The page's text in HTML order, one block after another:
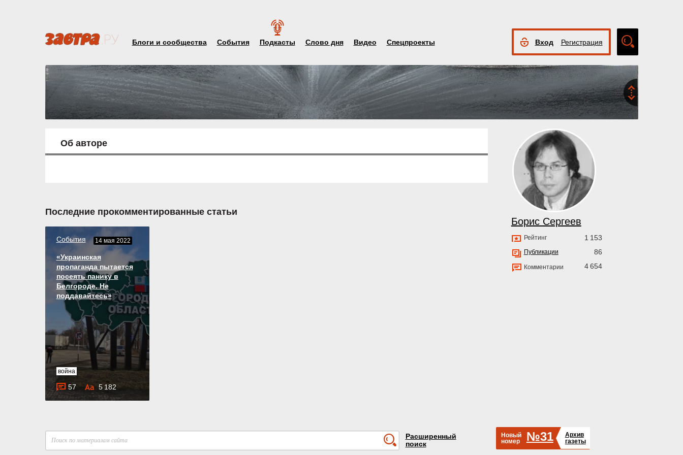
Блоги и сообщества События Подкасты Слово дня Видео Спецпроекты Вход Регистрация
поиск
Об авторе
Последние прокомментированные статьи
События 14 мая 2022
«Украинская
пропаганда пытается
посеять панику в
Белгороде. Не
поддавайтесь»
война
57 5 182
Борис Сергеев
Рейтинг 1 153
Публикации 86
Комментарии 4 654
Расширенный
поиск
Новый
номер
№31
Архив
газеты